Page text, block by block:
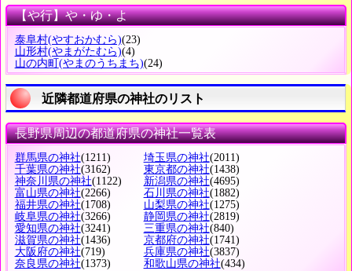
【や行】や・ゆ・よ
泰阜村(やすおかむら)(23)
山形村(やまがたむら)(4)
山の内町 (やまのうちまち)(24)
近隣都道府県の神社のリスト
長野県周辺の都道府県の神社一覧表
群馬県の神社(1211) 埼玉県の神社(2011)
千葉県の神社(3162) 東京都の神社(1438)
神奈川県の神社(1122) 新潟県の神社(4695)
富山県の神社(2266) 石川県の神社(1882)
福井県の神社(1708) 山梨県の神社(1275)
岐阜県の神社(3266) 静岡県の神社(2819)
愛知県の神社(3241) 三重県の神社(840)
滋賀県の神社(1436) 京都府の神社(1741)
大阪府の神社(719) 兵庫県の神社(3837)
奈良県の神社(1373) 和歌山県の神社(434)